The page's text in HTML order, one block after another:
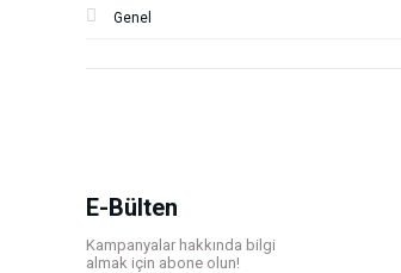
Genel
E-Bülten
Kampanyalar hakkında bilgi
almak için abone olun!